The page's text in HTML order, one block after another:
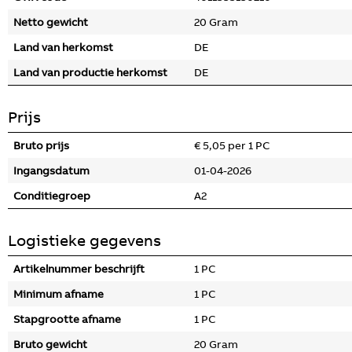
Netto gewicht
20 Gram
Land van herkomst
DE
Land van productie herkomst
DE
Prijs
Bruto prijs
€ 5,05 per 1 PC
Ingangsdatum
01-04-2026
Conditiegroep
A2
Logistieke gegevens
Artikelnummer beschrijft
1 PC
Minimum afname
1 PC
Stapgrootte afname
1 PC
Bruto gewicht
20 Gram